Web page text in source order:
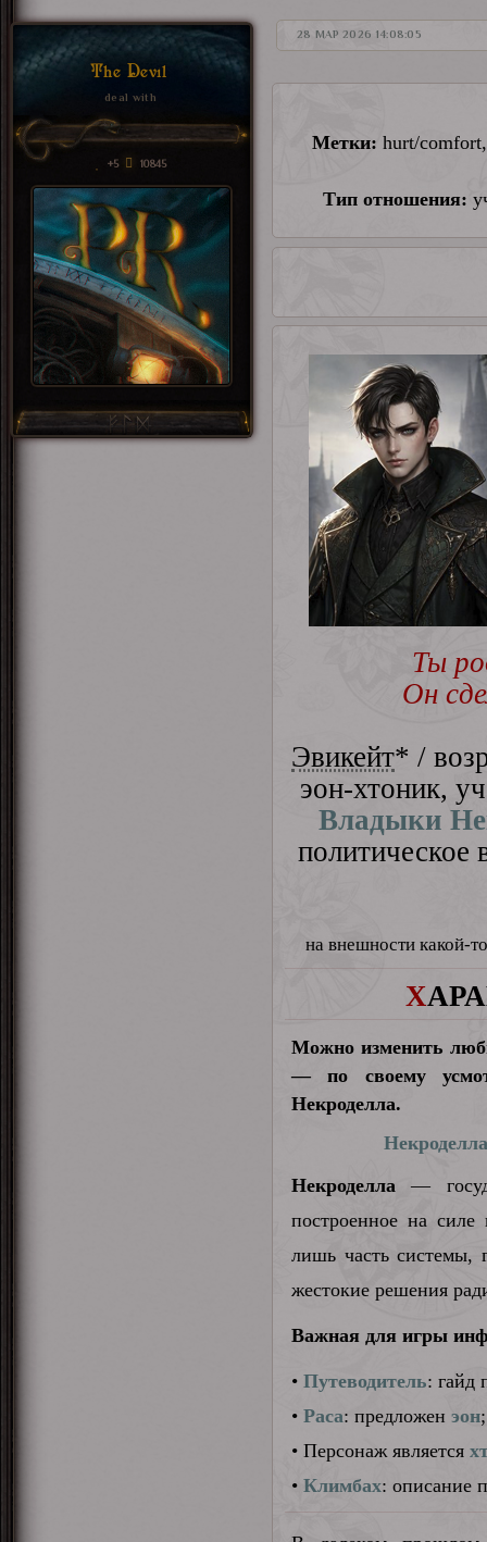
28 МАР 2026 14:08:05
The Devil
deal with
+5 10845
Метки: hurt/
Тип отношения:
Ты
Он
Эвикейт* /
эон-хтоник,
Владыки
политическое
на внешности какой-
Х
Можно изменить
— по своему
Некроделла.
Некроделла —
построенное на
лишь часть системы,
жестокие решения
Важная для игры
•Путеводитель: гайд
•Раса: предложенэон;
• Персонаж является
•Климбах: описание